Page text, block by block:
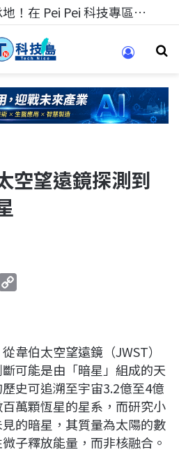
科技人的經驗傳承地！在 Pei Pei 科技專區，與學弟妹交流最硬核的技術
空望遠鏡探測到
L
i
n
k
韋伯太空望遠鏡（JWST）
可能是由「暗星」組成的天
史可追溯至宇宙3.2億至4億
萬顆恆星的星系，而研究小
的暗星，其質量為太陽的數
子釋放能量，而非核融合。